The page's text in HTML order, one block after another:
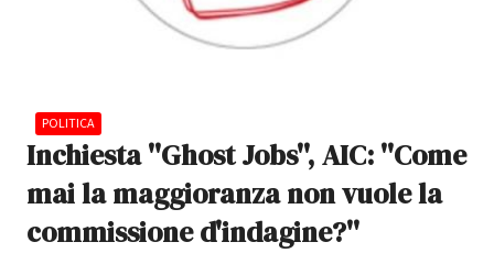
POLITICA
Inchiesta ''Ghost Jobs'', AIC: ''Come
mai la maggioranza non vuole la
commissione d'indagine?''